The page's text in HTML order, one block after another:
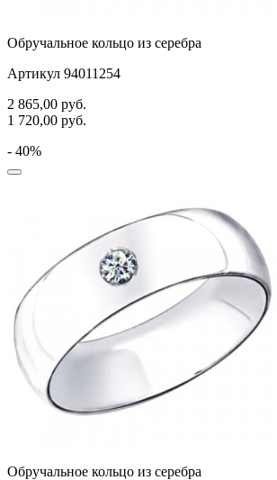
Обручальное кольцо из серебра
Артикул 94011254
2 865,00 руб.
1 720,00 руб.
- 40%
Обручальное кольцо из серебра